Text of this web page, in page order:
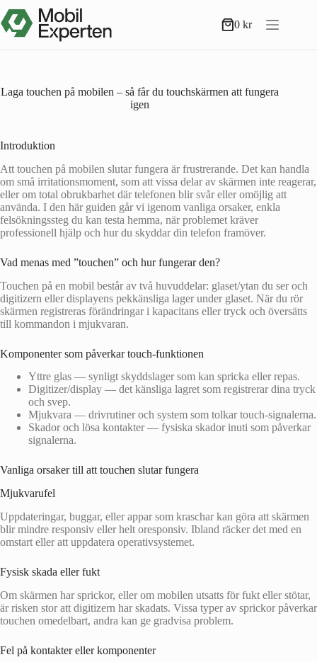
till
innehåll
Varukorg
0kr
Laga touchen på mobilen – så får du touchskärmen att fungera
igen
Introduktion
Att touchen på mobilen slutar fungera är frustrerande. Det kan handla
om små irritationsmoment, som att vissa delar av skärmen inte reagerar,
eller om total obrukbarhet där telefonen blir svår eller omöjlig att
använda. I den här guiden går vi igenom vanliga orsaker, enkla
felsökningssteg du kan testa hemma, när problemet kräver
professionell hjälp och hur du skyddar din telefon framöver.
Vad menas med ”touchen” och hur fungerar den?
Touchen på en mobil består av två huvuddelar: glaset/ytan du ser och
digitizern eller displayens pekkänsliga lager under glaset. När du rör
skärmen registreras förändringar i kapacitans eller tryck och översätts
till kommandon i mjukvaran.
Komponenter som påverkar touch-funktionen
Yttre glas — synligt skyddslager som kan spricka eller repas.
Digitizer/display — det känsliga lagret som registrerar dina tryck
och svep.
Mjukvara — drivrutiner och system som tolkar touch-signalerna.
Skador och lösa kontakter — fysiska skador inuti som påverkar
signalerna.
Vanliga orsaker till att touchen slutar fungera
Mjukvarufel
Uppdateringar, buggar, eller appar som kraschar kan göra att skärmen
blir mindre responsiv eller helt oresponsiv. Ibland räcker det med en
omstart eller att uppdatera operativsystemet.
Fysisk skada eller fukt
Om skärmen har sprickor, eller om mobilen utsatts för fukt eller stötar,
är risken stor att digitizern har skadats. Vissa typer av sprickor påverkar
touchen omedelbart, andra kan ge gradvisa problem.
Fel på kontakter eller komponenter